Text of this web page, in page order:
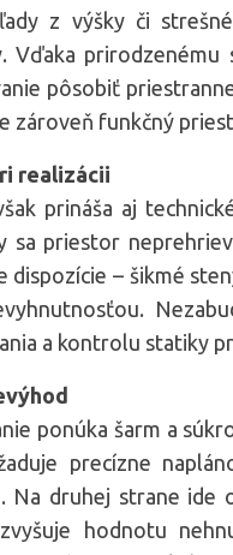
z výšky či
Vďaka
pôsobiť
zároveň funkčný
realizácii
prináša aj
sa priestor
– šikmé
a kontrolu statiky
ponúka šarm a
precízne
. Na druhej strane ide
hodnotu